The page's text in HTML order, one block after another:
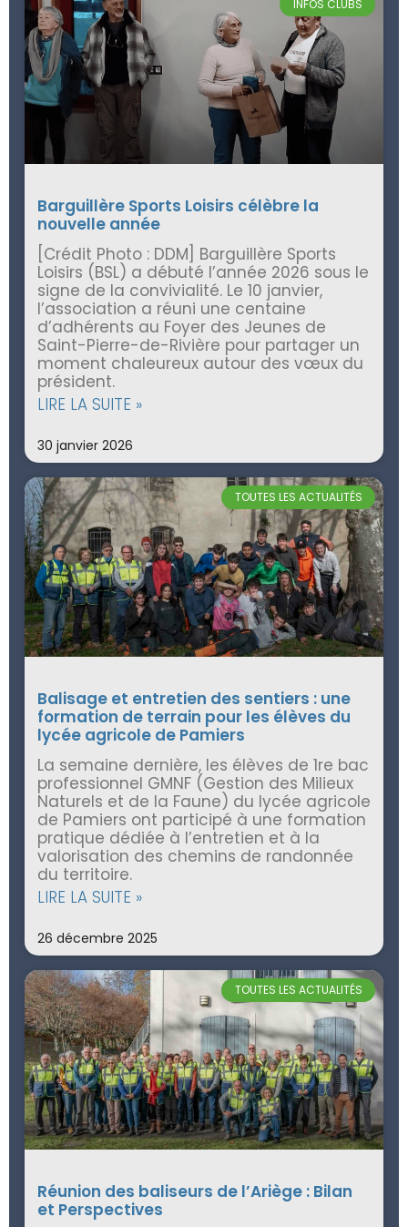
INFOS CLUBS
Barguillère Sports Loisirs célèbre la
nouvelle année
[Crédit Photo : DDM] Barguillère Sports
Loisirs (BSL) a débuté l’année 2026 sous le
signe de la convivialité. Le 10 janvier,
l’association a réuni une centaine
d’adhérents au Foyer des Jeunes de
Saint-Pierre-de-Rivière pour partager un
moment chaleureux autour des vœux du
président.
LIRE LA SUITE »
30 janvier 2026
TOUTES LES ACTUALITÉS
Balisage et entretien des sentiers : une
formation de terrain pour les élèves du
lycée agricole de Pamiers
La semaine dernière, les élèves de 1re bac
professionnel GMNF (Gestion des Milieux
Naturels et de la Faune) du lycée agricole
de Pamiers ont participé à une formation
pratique dédiée à l’entretien et à la
valorisation des chemins de randonnée
du territoire.
LIRE LA SUITE »
26 décembre 2025
TOUTES LES ACTUALITÉS
Réunion des baliseurs de l’Ariège : Bilan
et Perspectives